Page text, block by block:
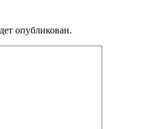
опубликован.